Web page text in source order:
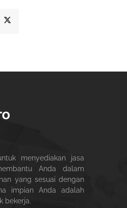
menyediakan jasa
Anda dalam
yang sesuai dengan
impian Anda adalah
bekerja.